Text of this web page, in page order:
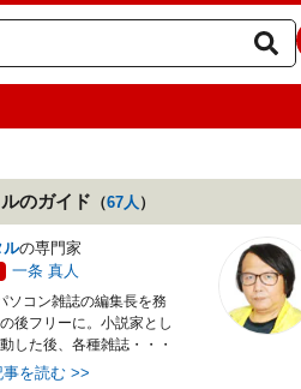
のガイド （67人 ）
ルの専門家
一条 真人
ソコン雑誌の編集長を務
後フリーに。小説家とし
した後、各種雑誌・・・
事を読む >>